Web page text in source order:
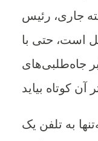
جاری، رئیس
است، حتی با
جاه‌طلبی‌های
به تلفن یک